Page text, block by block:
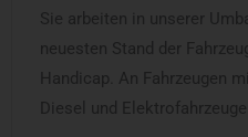
Sie arbeiten in unserer
neuesten Stand der
Handicap. An Fahrzeugen
Diesel und